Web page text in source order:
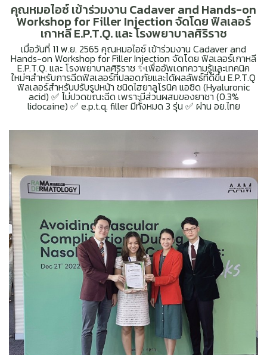
คุณหมอไอซ์ เข้าร่วมงาน Cadaver and Hands-on
Workshop for Filler Injection จัดโดย ฟิลเลอร์
เกาหลี E.P.T.Q. และ โรงพยาบาลศิริราช
เมื่อวันที่ 11 พ.ย. 2565 คุณหมอไอซ์ เข้าร่วมงาน Cadaver and
Hands-on Workshop for Filler Injection จัดโดย ฟิลเลอร์เกาหลี
E.P.T.Q. และ โรงพยาบาลศิริราช ✨เพื่ออัพเดทความรู้และเทคนิค
ใหม่ๆสำหรับการฉีดฟิลเลอร์ที่ปลอดภัยและได้ผลลัพธ์ที่ดีขึ้น E.P.T.Q
ฟิลเลอร์สำหรับปรับรูปหน้า ชนิดไฮยาลูโรนิค แอซิด (Hyaluronic
acid) ✅ ไม่ปวดขณะฉีด เพราะมีส่วนผสมของยาชา (0.3%
lidocaine) ✅ e.p.t.q. filler มีทั้งหมด 3 รุ่น ✅ ผ่าน อย.ไทย